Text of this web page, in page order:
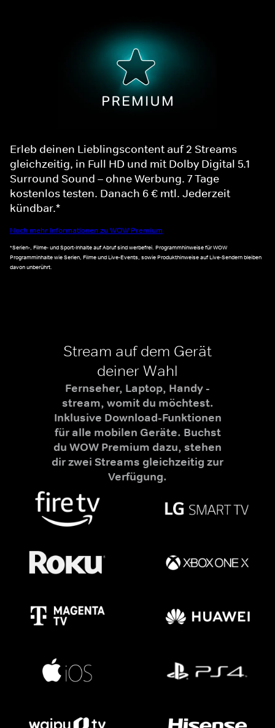
Erleb deinen Lieblingscontent auf 2 Streams
gleichzeitig, in Full HD und mit Dolby Digital 5.1
Surround Sound – ohne Werbung. 7 Tage
kostenlos testen. Danach 6 € mtl. Jederzeit
kündbar.*
Noch mehr Informationen zu WOW Premium
*Serien-, Filme- und Sport-Inhalte auf Abruf sind werbefrei. Programmhinweise für WOW
Programminhalte wie Serien, Filme und Live-Events, sowie Produkthinweise auf Live-Sendern bleiben
davon unberührt.
Stream auf dem Gerät
deiner Wahl
Fernseher, Laptop, Handy -
stream, womit du möchtest.
Inklusive Download-Funktionen
für alle mobilen Geräte. Buchst
du WOW Premium dazu, stehen
dir zwei Streams gleichzeitig zur
Verfügung.